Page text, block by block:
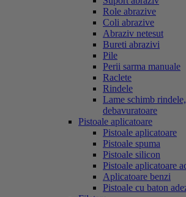
Role abrazive
Coli abrazive
Abraziv netesut
Bureti abrazivi
Pile
Perii sarma manuale
Raclete
Rindele
Lame schimb
debavuratoare
Pistoale aplicatoare
Pistoale aplicatoare
Pistoale spuma
Pistoale silicon
Pistoale aplicatoare
Aplicatoare benzi
Pistoale cu baton